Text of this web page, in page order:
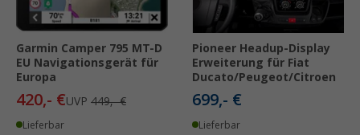
Garmin Camper 795 MT-D
EU Navigationsgerät für
Europa
420,- €UVP 449,- €
Lieferbar
Pioneer Headup-Display
Erweiterung für Fiat
Ducato/Peugeot/Citroen
699,- €
Lieferbar